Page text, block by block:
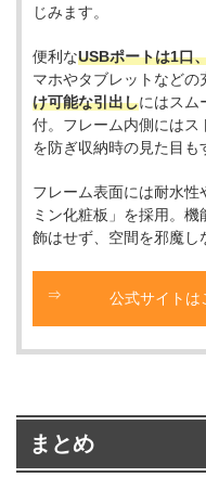
じみます。
便利なUSBポートは1口
マホやタブレットなどの
け可能な引出しにはスム
付。フレーム内側にはス
を防ぎ収納時の見た目も
フレーム表面には耐水性
ミン化粧板」を採用。
飾はせず、空間を邪魔し
公式サイトは
まとめ